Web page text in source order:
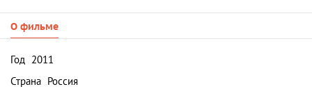
О фильме
Год 2011
Страна Россия